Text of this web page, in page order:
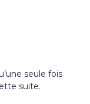
seule fois
suite.